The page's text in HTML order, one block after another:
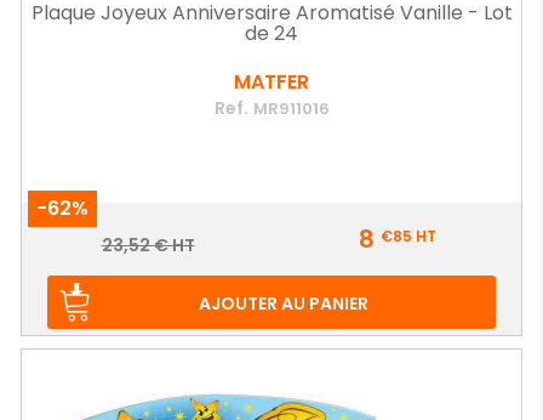
Plaque Joyeux Anniversaire Aromatisé Vanille - Lot
de 24
MATFER
Ref. MR911016
-62%
Prix
Prix
23,52 € HT 8 €85 HT
AJOUTER AU PANIER